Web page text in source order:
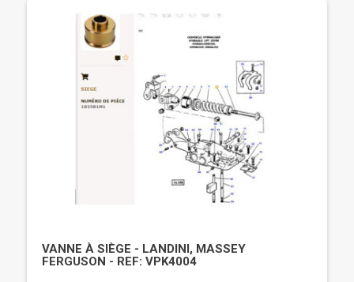
VANNE À SIÈGE - LANDINI, MASSEY
FERGUSON - REF: VPK4004